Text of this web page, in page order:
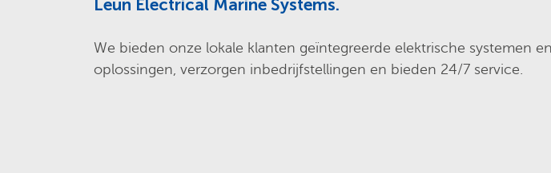
Leun Electrical Marine Systems.
We bieden onze lokale klanten geïntegreerde elektrische systemen
oplossingen, verzorgen inbedrijfstellingen en bieden 24/7 service.